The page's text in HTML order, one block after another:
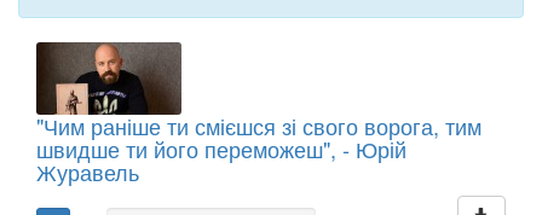
"Чим раніше ти смієшся зі свого ворога, тим
швидше ти його переможеш", - Юрій
Журавель